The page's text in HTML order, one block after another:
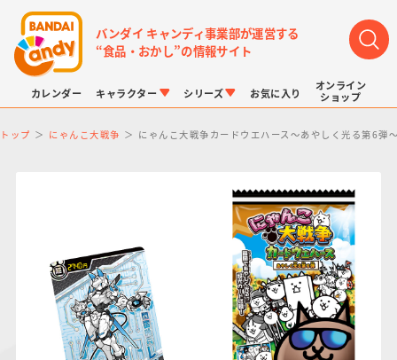
バンダイ キャンディ事業部が運営する
“食品・おかし”の情報サイト
カレンダー キャラクター
プリキュアシリーズ ドラゴンボール
シリーズ
ポケモンキッズ
お気に入り
オンライン
ショップ
トップ にゃんこ大戦争 にゃんこ大戦争カードウエハース～あやしく光る第6弾